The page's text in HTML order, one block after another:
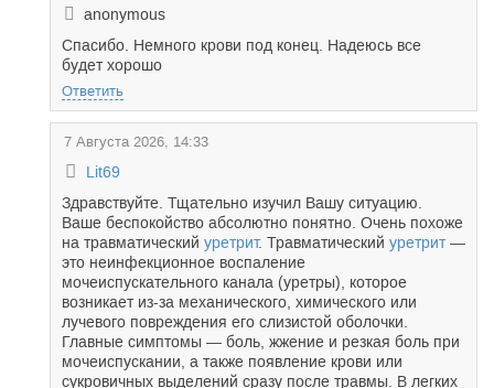
anonymous
Спасибо. Немного крови под конец. Надеюсь все
будет хорошо
Ответить
7 Августа 2026, 14:33
Lit69
Здравствуйте. Тщательно изучил Вашу ситуацию.
Ваше беспокойство абсолютно понятно. Очень похоже
на травматический уретрит. Травматический уретрит—
это неинфекционное воспаление
мочеиспускательного канала (уретры), которое
возникает из-за механического, химического или
лучевого повреждения его слизистой оболочки.
Главные симптомы — боль, жжение и резкая боль при
мочеиспускании, а также появление крови или
сукровичных выделений сразу после травмы. В легких